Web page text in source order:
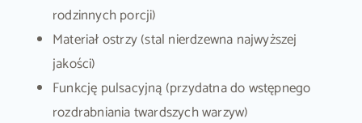
rodzinnych porcji)
Materiał ostrzy (stal nierdzewna najwyższej
jakości)
Funkcję pulsacyjną (przydatna do wstępnego
rozdrabniania twardszych warzyw)